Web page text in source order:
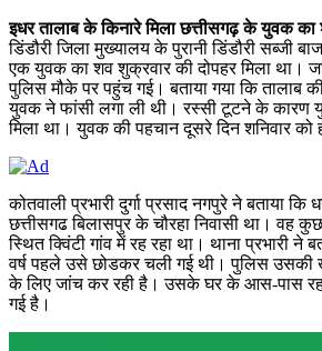
इधर तालाब के किनारे मिला छत्तीसगढ़ के युवक का
डिंडौरी जिला मुख्यालय के पुरानी डिंडौरी सब्जी
एक युवक का शव शुक्रवार की दोपहर मिला था।
पुलिस मौके पर पहुंच गई। बताया गया कि तालाब
युवक ने फांसी लगा ली थी। रस्सी टूटने के कारण
मिला था। युवक की पहचान दूसरे दिन शनिवार को
कोतवाली प्रभारी दुर्गा प्रसाद नगपुरे ने बताया कि
छत्तीसगढ बिलासपुर के चौरहा निवासी था। वह कुछ
स्थित क्विंटी गांव में रह रहा था। थाना प्रभारी ने
वर्ष पहले उसे छोडकर चली गई थी। पुलिस
के लिए जांच कर रही है। उसके घर के आस-पास
गई है।